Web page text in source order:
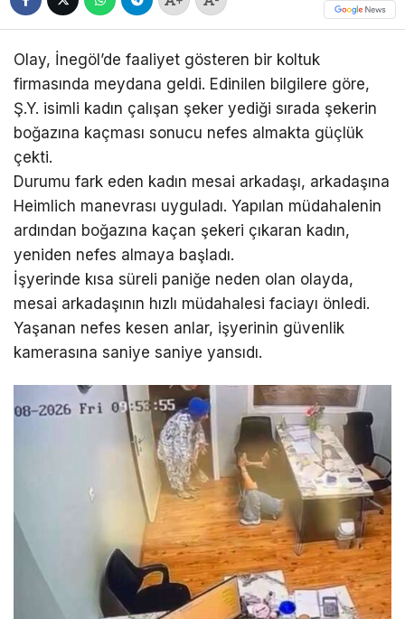
Olay, İnegöl’de faaliyet gösteren bir koltuk
firmasında meydana geldi. Edinilen bilgilere göre,
Ş.Y. isimli kadın çalışan şeker yediği sırada şekerin
boğazına kaçması sonucu nefes almakta güçlük
çekti.
Durumu fark eden kadın mesai arkadaşı, arkadaşına
Heimlich manevrası uyguladı. Yapılan müdahalenin
ardından boğazına kaçan şekeri çıkaran kadın,
yeniden nefes almaya başladı.
İşyerinde kısa süreli paniğe neden olan olayda,
mesai arkadaşının hızlı müdahalesi faciayı önledi.
Yaşanan nefes kesen anlar, işyerinin güvenlik
kamerasına saniye saniye yansıdı.